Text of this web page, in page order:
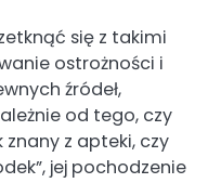
się z takimi
ostrożności i
źródeł,
od tego, czy
z apteki, czy
jej pochodzenie